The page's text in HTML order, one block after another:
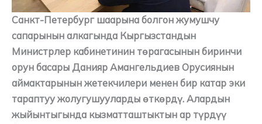
Санкт-Петербург шаарына болгон жумушчу
сапарынын алкагында Кыргызстандын
Министрлер кабинетинин төрагасынын биринчи
орун басары Данияр Амангельдиев Орусиянын
аймактарынын жетекчилери менен бир катар эки
тараптуу жолугушууларды өткөрдү. Алардын
жыйынтыгында кызматташтыктын ар түрдүү